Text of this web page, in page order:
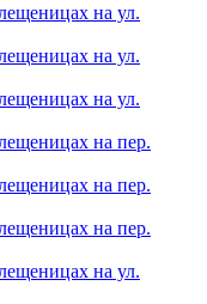
на ул.
на ул.
на ул.
на пер.
на пер.
на пер.
на ул.